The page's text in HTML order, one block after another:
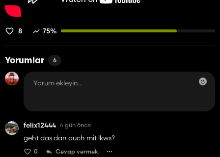
İşçinin işini bitirdikten sonra yapması gerekenler
gidebilir, yaklaştığında yerel bir bağlantı sistemine geçebilir,
edebilir.
AutoDrive yol noktası Courseplay başlangıç ​​konumu olarak
kullanılır. İşçi bu ara noktaya ulaştığında mod, aracın altındaki
alanı algılar ve doğru alan için rotayı oluşturur.
Mevcut saha çalışması seçenekleri arasında ekim, çiftçilik, tohum
ekimi, gübreleme, kireç serpme, yabani otların uzaklaştırılması,
silindirleme, biçme, ot toplama, yığın oluşturma, hasat ve taş
toplama yer almaktadır.
İş tamamlandığında işçi, aleti kayıtlı depolama yerine geri
8 75%
Yorumlar 6
felix12444 4 gün önce
geht das dan auch mit lkws?
0 Cevap vermek